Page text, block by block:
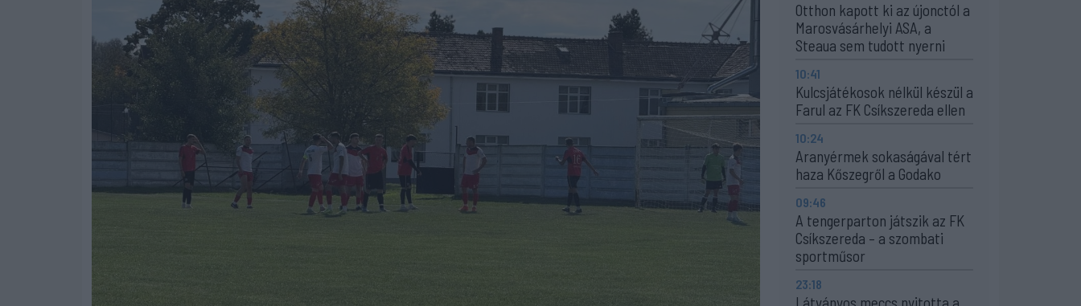
Otthon kapott ki az újonctól a
Marosvásárhelyi ASA, a
Steaua sem tudott nyerni
10:41
Kulcsjátékosok nélkül készül a
Farul az FK Csíkszereda ellen
10:24
Aranyérmek sokaságával tért
haza Kőszegről a Godako
09:46
A tengerparton játszik az FK
Csíkszereda – a szombati
sportműsor
23:18